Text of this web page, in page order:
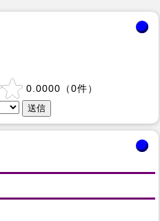
0.0000 （0件）